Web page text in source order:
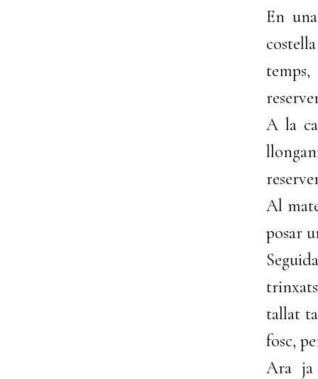
En
temps,
A la
Al
posar
tallat
fosc,
Ara ja